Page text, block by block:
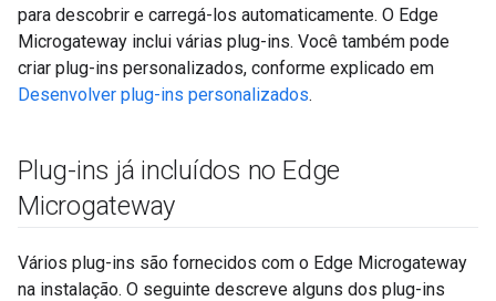
para descobrir e carregá-los automaticamente. O Edge
Microgateway inclui várias plug-ins. Você também pode
criar plug-ins personalizados, conforme explicado em
Desenvolver plug-ins personalizados.
Plug-ins já incluídos no Edge
Microgateway
Vários plug-ins são fornecidos com o Edge Microgateway
na instalação. O seguinte descreve alguns dos plug-ins